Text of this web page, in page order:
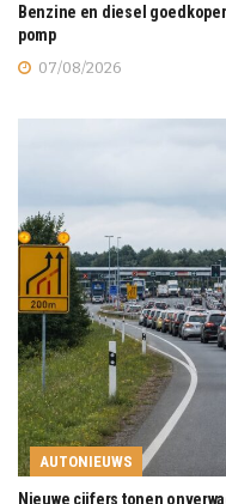
Benzine en diesel
pomp
07/08/2026
AUTONIEUWS
Nieuwe cijfers tonen